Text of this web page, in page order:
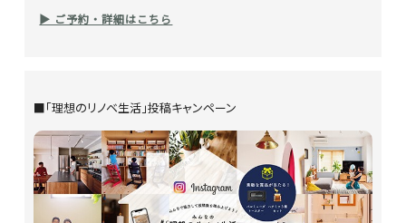
▶ ご予約・詳細はこちら
■「理想のリノベ生活」投稿キャンペーン